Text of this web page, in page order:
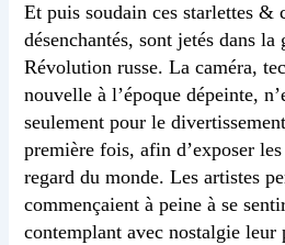
Et puis soudain ces starlettes &
désenchantés, sont jetés dans la
Révolution russe. La caméra,
nouvelle à l’époque dépeinte,
seulement pour le
première fois, afin d’exposer
regard du monde. Les artistes
commençaient à peine à se
contemplant avec nostalgie leur